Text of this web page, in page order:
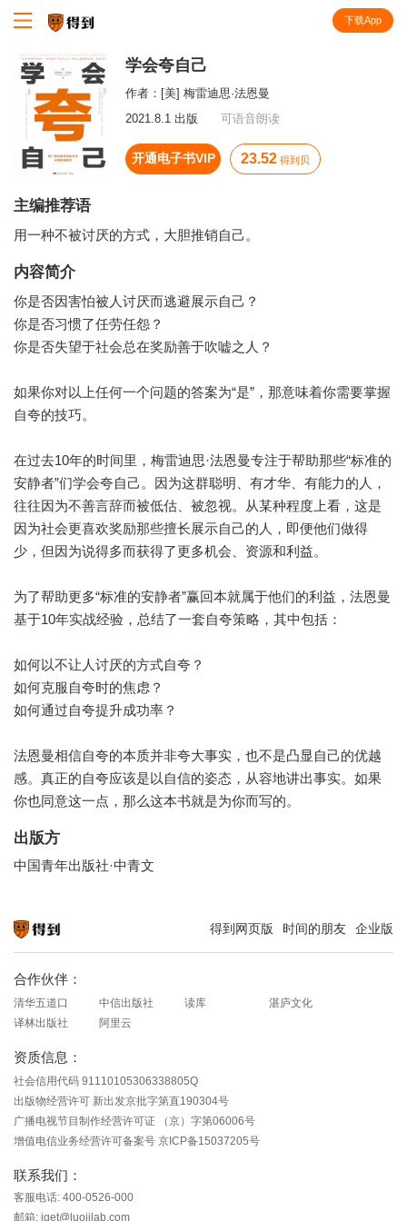
下载App
学会夸自己
作者： [美] 梅雷迪思·法恩曼
2021.8.1 出版
可语音朗读
开通电子书VIP 23.52 得到贝
主编推荐语
用一种不被讨厌的方式，大胆推销自己。
内容简介
你是否因害怕被人讨厌而逃避展示自己？
你是否习惯了任劳任怨？
你是否失望于社会总在奖励善于吹嘘之人？
如果你对以上任何一个问题的答案为“是”，那意味着你需要掌握
自夸的技巧。
在过去10年的时间里，梅雷迪思·法恩曼专注于帮助那些“标准的
安静者”们学会夸自己。因为这群聪明、有才华、有能力的人，
往往因为不善言辞而被低估、被忽视。从某种程度上看，这是
因为社会更喜欢奖励那些擅长展示自己的人，即便他们做得
少，但因为说得多而获得了更多机会、资源和利益。
为了帮助更多“标准的安静者”赢回本就属于他们的利益，法恩曼
基于10年实战经验，总结了一套自夸策略，其中包括：
如何以不让人讨厌的方式自夸？
如何克服自夸时的焦虑？
如何通过自夸提升成功率？
法恩曼相信自夸的本质并非夸大事实，也不是凸显自己的优越
感。真正的自夸应该是以自信的姿态，从容地讲出事实。如果
你也同意这一点，那么这本书就是为你而写的。
出版方
中国青年出版社·中青文
得到网页版 时间的朋友 企业版
合作伙伴：
清华五道口 中信出版社 读库
湛庐文化
译林出版社
阿里云
资质信息：
社会信用代码 91110105306338805Q
出版物经营许可 新出发京批字第直190304号
广播电视节目制作经营许可证 （京）字第06006号
增值电信业务经营许可备案号 京ICP备15037205号
联系我们：
客服电话: 400-0526-000
邮箱: iget@luojilab.com